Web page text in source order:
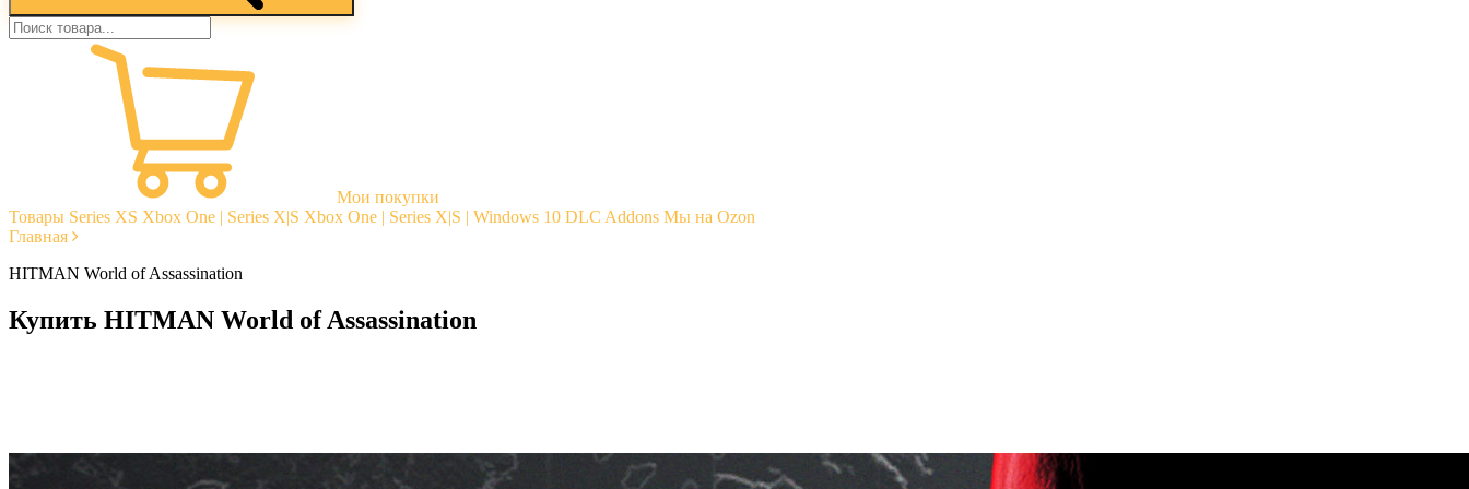
Мои покупки
Товары Series XS Xbox One | Series X|S Xbox One | Series X|S | Windows 10 DLC Addons Мы на Ozon
Главная
HITMAN World of Assassination
Купить HITMAN World of Assassination